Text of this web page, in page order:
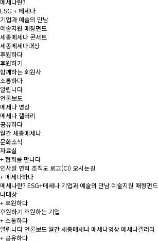
메세나란?
ESG + 메세나
기업과 예술의 만남
예술지원 매칭펀드
세종메세나 콘서트
세종메세나대상
후원하다
후원하기
함께하는 회원사
소통하다
알립니다
언론보도
메세나 영상
메세나 갤러리
공유하다
월간 세종메세나
문화소식
자료실
+협회를 만나다
인사말 연혁 조직도로고(CI) 오시는길
+ 메세나하다
메세나란? ESG+메세나기업과 예술의 만남 예술지원 매칭펀드
나대상
+후원하다
후원하기 후원하는 기업
+소통하다
알립니다 언론보도월간 세종메세나 메세나영상 메세나갤러리
+ 공유하다